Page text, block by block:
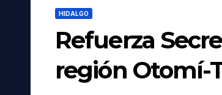
HIDALGO
Refuerza
región Otomí-